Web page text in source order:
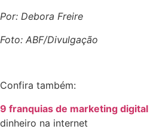
Por: Debora Freire
Foto: ABF/Divulgação
Confira também:
9 franquias de marketing digital
dinheiro na internet